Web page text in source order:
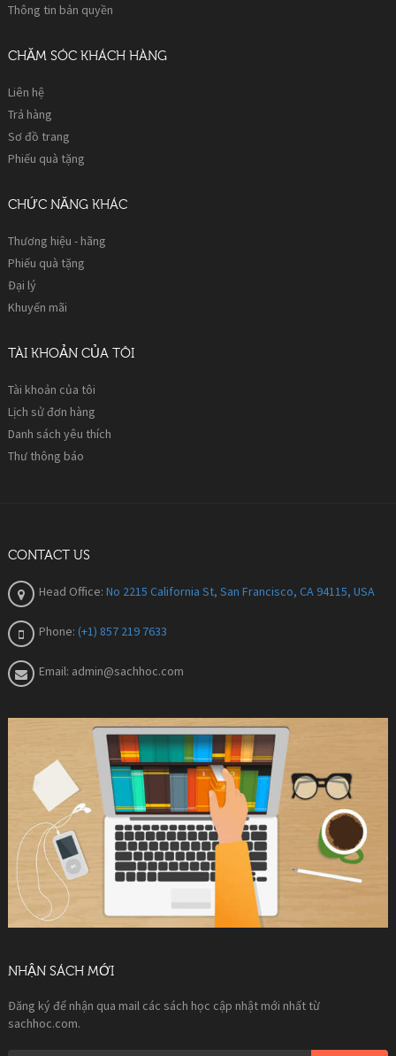
Thông tin bản quyền
CHĂM SÓC KHÁCH HÀNG
Liên hệ
Trả hàng
Sơ đồ trang
Phiếu quà tặng
CHỨC NĂNG KHÁC
Thương hiệu - hãng
Phiếu quà tặng
Đại lý
Khuyến mãi
TÀI KHOẢN CỦA TÔI
Tài khoản của tôi
Lịch sử đơn hàng
Danh sách yêu thích
Thư thông báo
CONTACT US
Head Office: No 2215 California St, San Francisco, CA 94115, USA
Phone: (+1) 857 219 7633
Email: admin@sachhoc.com
NHẬN SÁCH MỚI
Đăng ký để nhận qua mail các sách học cập nhật mới nhất từ
sachhoc.com.